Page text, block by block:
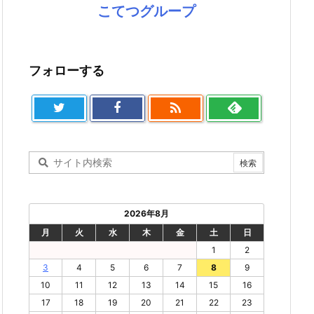
こてつグループ
フォローする

2026年8月
月
火 水 木 金 土
日
1
2
3
4 5 6 7 8
9
10
11 12 13 14 15
16
17
18 19 20 21 22 23